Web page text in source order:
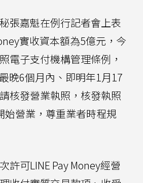
張嘉魁在例行記者會上表
實收資本額為5億元，今
電子支付機構管理條例，
晚6個月內、即明年1月17
核發營業執照，核發執照
始營業，尊重業者時程規
許可LINE Pay Money經營